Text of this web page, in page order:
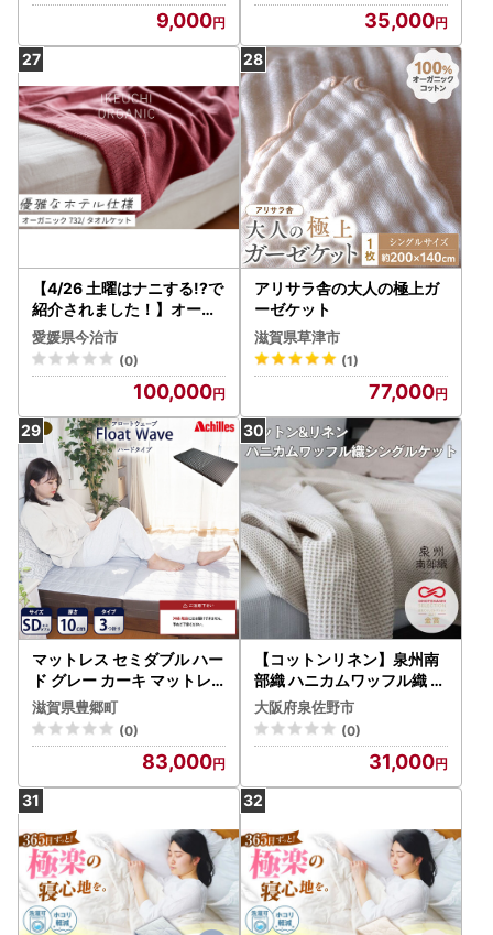
9,000 35,000
【4/26 土曜はナニする!?で
紹介されました！】オーガ
ニック732 タオルケット（
ワイン） [I000950WI]
愛媛県今治市
(0)
100,000
アリサラ舎の大人の極上ガ
ーゼケット
滋賀県草津市
(1)
77,000
マットレス セミダブル ハー
ド グレー カーキ マットレ
ス
滋賀県豊郷町
(0)
83,000
【コットンリネン】泉州南
部織 ハニカムワッフル織 シ
ングルケット（生成）
大阪府泉佐野市
(0)
31,000